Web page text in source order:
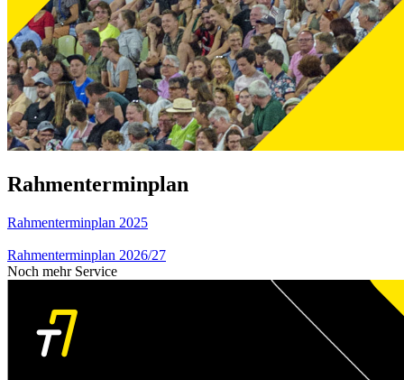
Rahmenterminplan
Rahmenterminplan 2025
Rahmenterminplan 2026/27
Noch mehr Service